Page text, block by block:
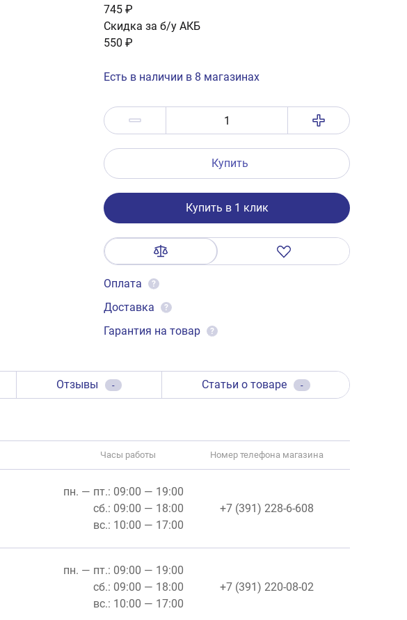
745 ₽
Скидка за б/у АКБ
550 ₽
Есть в наличии в 8 магазинах
Купить
Купить в 1 клик
Оплата ?
Доставка ?
Гарантия на товар ?
Отзывы - Статьи о товаре -
Часы работы Номер телефона магазина
пн. — пт.: 09:00 — 19:00
сб.: 09:00 — 18:00
вс.: 10:00 — 17:00
+7 (391) 228-6-608
пн. — пт.: 09:00 — 19:00
сб.: 09:00 — 18:00
вс.: 10:00 — 17:00
+7 (391) 220-08-02